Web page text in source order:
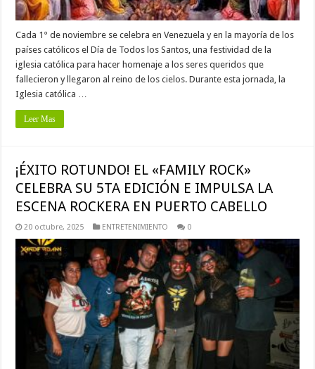
Cada 1° de noviembre se celebra en Venezuela y en la mayoría de los
países católicos el Día de Todos los Santos, una festividad de la
iglesia católica para hacer homenaje a los seres queridos que
fallecieron y llegaron al reino de los cielos. Durante esta jornada, la
Iglesia católica …
Leer Mas
¡ÉXITO ROTUNDO! EL «FAMILY ROCK»
CELEBRA SU 5TA EDICIÓN E IMPULSA LA
ESCENA ROCKERA EN PUERTO CABELLO
20 octubre, 2025 ENTRETENIMIENTO 0